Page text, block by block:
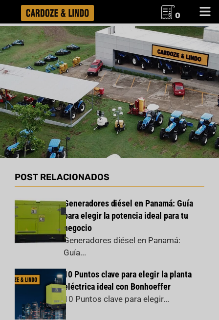
0
POST RELACIONADOS
Generadores diésel en Panamá: Guía
para elegir la potencia ideal para tu
negocio
Generadores diésel en Panamá:
Guía...
10 Puntos clave para elegir la planta
eléctrica ideal con Bonhoeffer
10 Puntos clave para elegir...